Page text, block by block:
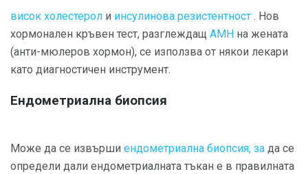
висок холестерол и инсулинова резистентност . Нов
хормонален кръвен тест, разглеждащ AMH на жената
(анти-мюлеров хормон), се използва от някои лекари
като диагностичен инструмент.
Ендометриална биопсия
Може да се извърши ендометриална биопсия, за да се
определи дали ендометриалната тъкан е в правилната